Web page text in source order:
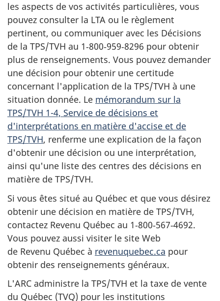
les aspects de vos activités particulières, vous
pouvez consulter la LTA ou le règlement
pertinent, ou communiquer avec les Décisions
de la TPS/TVH au 1‑800‑959‑8296 pour obtenir
plus de renseignements. Vous pouvez demander
une décision pour obtenir une certitude
concernant l'application de la TPS/TVH à une
situation donnée. Le mémorandum sur la
TPS/TVH 1-4, Service de décisions et
d'interprétations en matière d'accise et de
TPS/TVH, renferme une explication de la façon
d'obtenir une décision ou une interprétation,
ainsi qu'une liste des centres des décisions en
matière de TPS/TVH.
Si vous êtes situé au Québec et que vous désirez
obtenir une décision en matière de TPS/TVH,
contactez Revenu Québec au 1‑800‑567‑4692.
Vous pouvez aussi visiter le site Web
de Revenu Québec à revenuquebec.ca pour
obtenir des renseignements généraux.
L'ARC administre la TPS/TVH et la taxe de vente
du Québec (TVQ) pour les institutions